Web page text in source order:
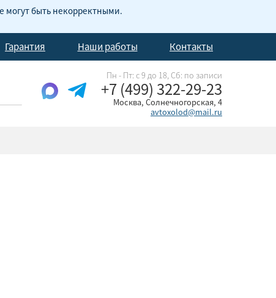
могут быть некорректными.
Гарантия Наши работы Контакты
Пн - Пт: с 9 до 18, Cб: по записи
+7 (499) 322-29-23
Москва, Солнечногорская, 4
avtoxolod@mail.ru